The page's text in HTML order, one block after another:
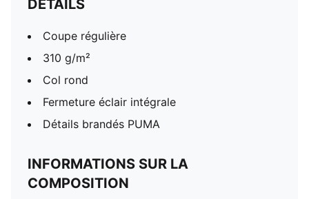
DÉTAILS
Coupe régulière
310 g/m²
Col rond
Fermeture éclair intégrale
Détails brandés PUMA
INFORMATIONS SUR LA
COMPOSITION